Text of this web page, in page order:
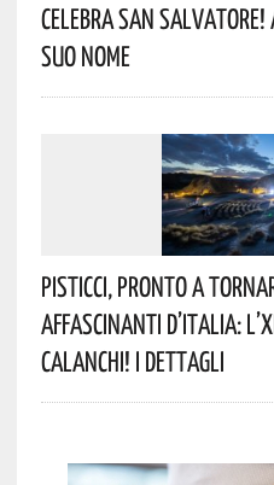
Celebra San Salvatore!
Suo Nome
Pisticci, Pronto A
Affascinanti D’Italia:
Calanchi! I Dettagli